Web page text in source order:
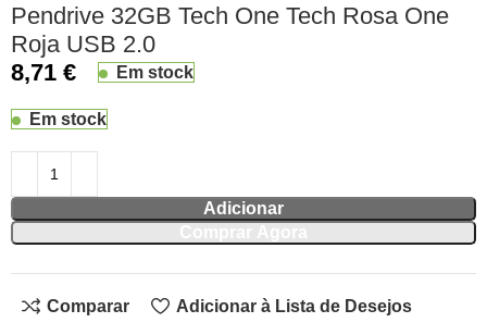
Pendrive 32GB Tech One Tech Rosa One
Roja USB 2.0
8,71€ Em stock
Em stock
Adicionar
Comparar Adicionar à Lista de Desejos